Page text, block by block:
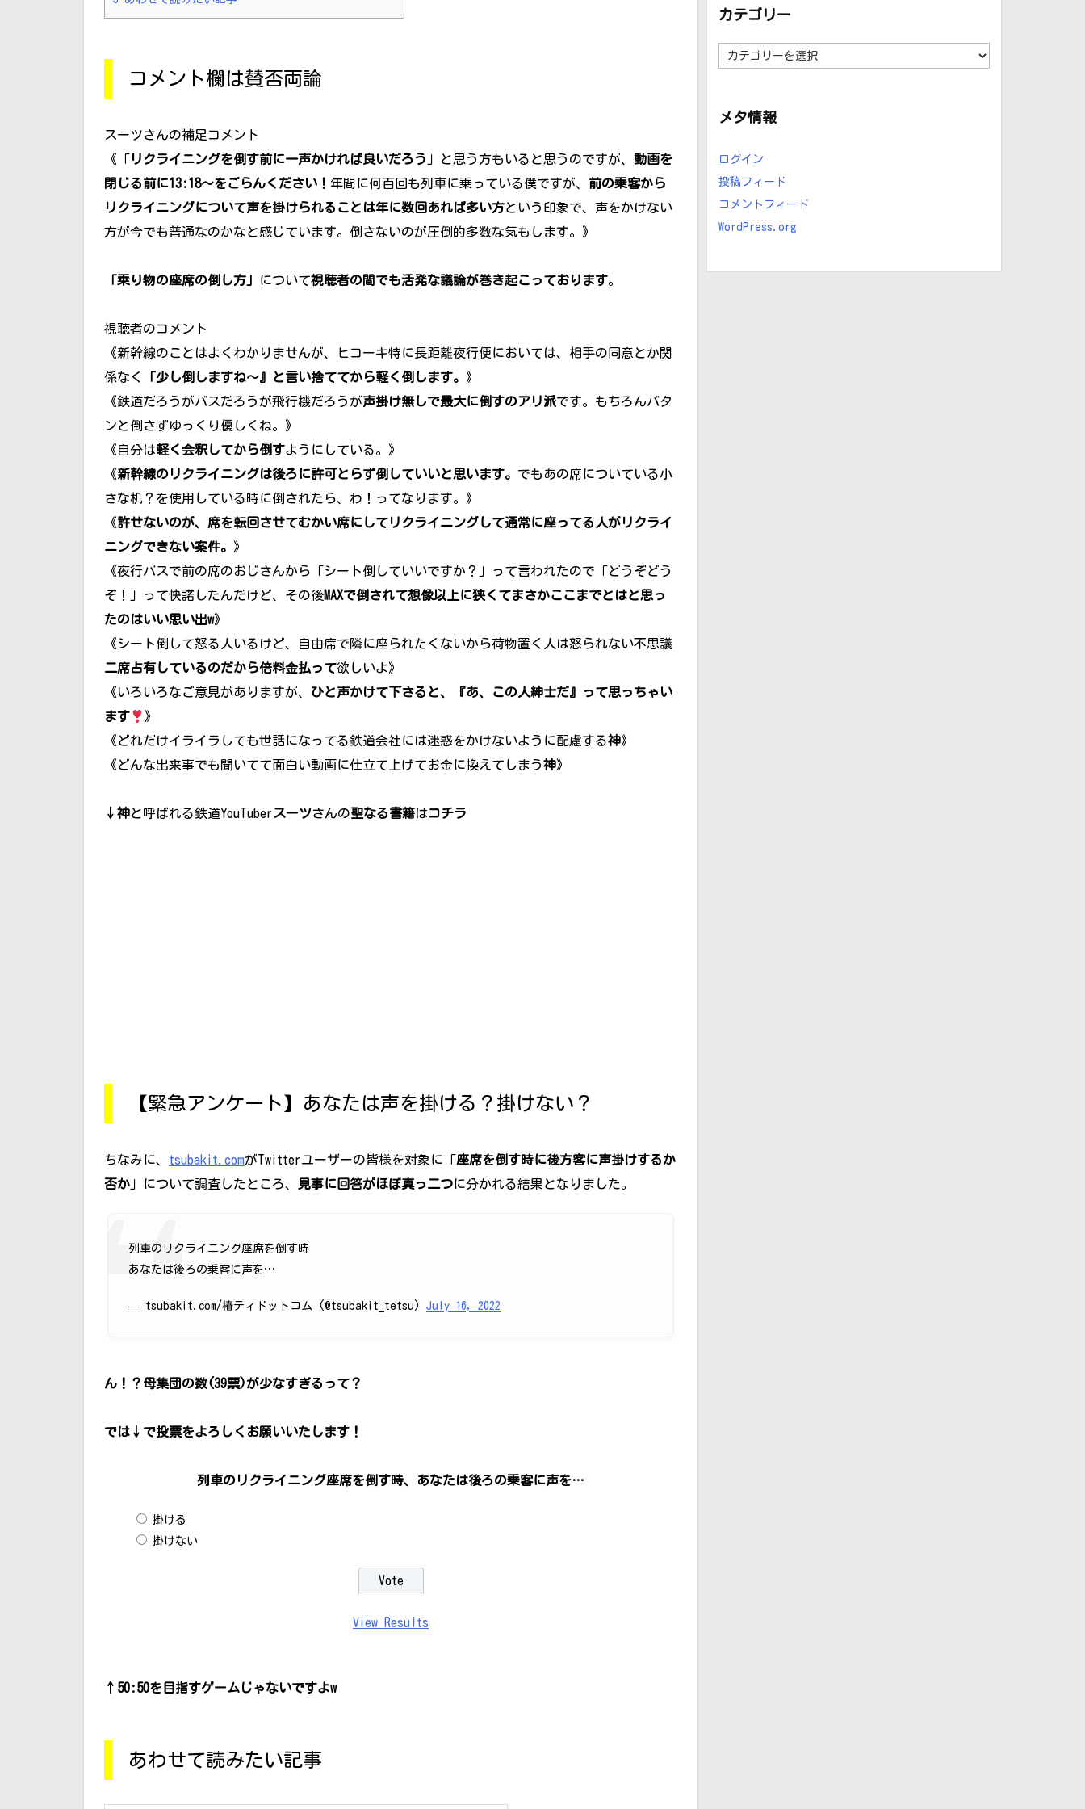
コメント欄は賛否両論
スーツさんの補足コメント
《「 リクライニングを倒す前に一声かければ良いだろう 」と思う方もいると思うのですが、 動画を
閉じる前に13:18～をごらんください！ 年間に何百回も列車に乗っている僕ですが、 前の乗客から
リクライニングについて声を掛けられることは年に数回あれば多い方という印象で、声をかけない
方が今でも普通なのかなと感じています。倒さないのが圧倒的多数な気もします。》
「乗り物の座席の倒し方」 について視聴者の間でも活発な議論が巻き起こっております。
視聴者のコメント
《新幹線のことはよくわかりませんが、ヒコーキ特に長距離夜行便においては、相手の同意とか関
係なく
「少し倒しますね〜』と言い捨ててから軽く倒します。 》
《鉄道だろうがバスだろうが飛行機だろうが声掛け無しで最大に倒すのアリ派です。もちろんバタ
ンと倒さずゆっくり優しくね。》
《自分は軽く会釈してから倒すようにしている。》
《新幹線のリクライニングは後ろに許可とらず倒していいと思います。 でもあの席についている小
さな机？を使用している時に倒されたら、わ！ってなります。》
《許せないのが、席を転回させてむかい席にしてリクライニングして通常に座ってる人がリクライ
ニングできない案件。 》
《夜行バスで前の席のおじさんから「シート倒していいですか？」って言われたので「どうぞどう
ぞ！」って快諾したんだけど、その後MAXで倒されて想像以上に狭くてまさかここまでとはと思っ
たのはいい思い出w》
《シート倒して怒る人いるけど、自由席で隣に座られたくないから荷物置く人は怒られない不思議
二席占有しているのだから倍料金払って欲しいよ》
《いろいろなご意見がありますが、 ひと声かけて下さると、『あ、この人紳士だ』って思っちゃい
ます
》
《どれだけイライラしても世話になってる鉄道会社には迷惑をかけないように配慮する神》
《どんな出来事でも聞いてて面白い動画に仕立て上げてお金に換えてしまう神》
↓神と呼ばれる鉄道YouTuberスーツさんの聖なる書籍はコチラ
【緊急アンケート】あなたは声を掛ける？掛けない？
ちなみに、 tsubakit.comがTwitterユーザーの皆様を対象に「座席を倒す時に後方客に声掛けするか
否か 」について調査したところ、 見事に回答がほぼ真っ二つに分かれる結果となりました。
列車のリクライニング座席を倒す時
あなたは後ろの乗客に声を…
— tsubakit.com/椿ティドットコム (@tsubakit_tetsu) July 16, 2022
ん！？母集団の数(39票)が少なすぎるって？
では↓で投票をよろしくお願いいたします！
列車のリクライニング座席を倒す時、あなたは後ろの乗客に声を…
掛ける
掛けない
View Results
↑50:50を目指すゲームじゃないですよw
あわせて読みたい記事
カテゴリー
テ
ゴ
メタ情報
ログイン
投稿フィード
コメントフィード
WordPress.org